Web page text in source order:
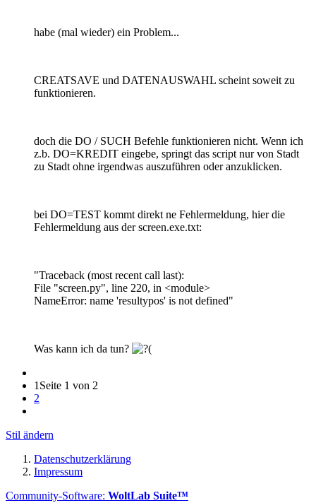
habe (mal wieder) ein Problem...
CREATSAVE und DATENAUSWAHL scheint soweit zu
funktionieren.
doch die DO / SUCH Befehle funktionieren nicht. Wenn ich
z.b. DO=KREDIT eingebe, springt das script nur von Stadt
zu Stadt ohne irgendwas auszuführen oder anzuklicken.
bei DO=TEST kommt direkt ne Fehlermeldung, hier die
Fehlermeldung aus der screen.exe.txt:
"Traceback (most recent call last):
File "screen.py", line 220, in <module>
NameError: name 'resultypos' is not defined"
Was kann ich da tun?
1 Seite 1 von 2
2
Stil ändern
Datenschutzerklärung
Impressum
Community-Software: WoltLab Suite™